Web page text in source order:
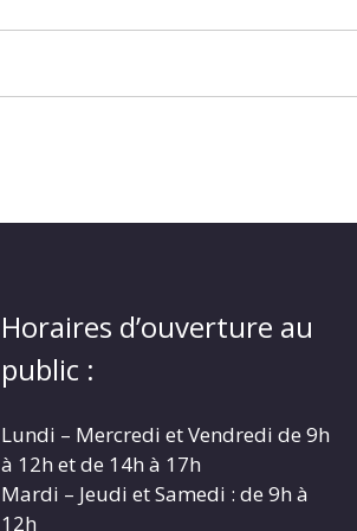
Horaires d’ouverture au
public :
Lundi – Mercredi et Vendredi de 9h
à 12h et de 14h à 17h
Mardi – Jeudi et Samedi : de 9h à
12h